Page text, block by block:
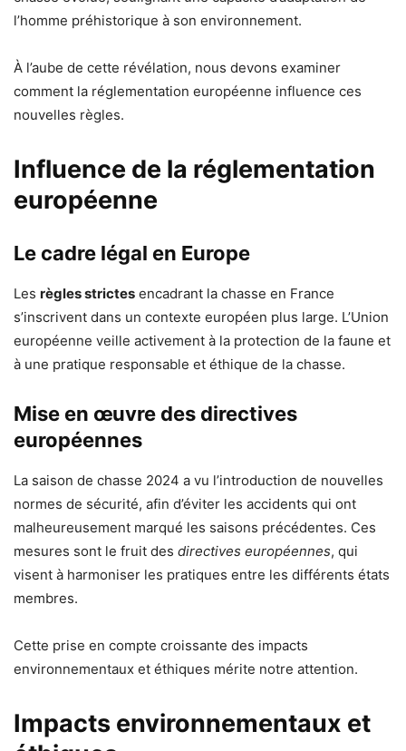
l’homme préhistorique à son environnement.
À l’aube de cette révélation, nous devons examiner
comment la réglementation européenne influence ces
nouvelles règles.
Influence de la réglementation
européenne
Le cadre légal en Europe
Les règles strictes encadrant la chasse en France
s’inscrivent dans un contexte européen plus large. L’Union
européenne veille activement à la protection de la faune et
à une pratique responsable et éthique de la chasse.
Mise en œuvre des directives
européennes
La saison de chasse 2024 a vu l’introduction de nouvelles
normes de sécurité, afin d’éviter les accidents qui ont
malheureusement marqué les saisons précédentes. Ces
mesures sont le fruit des directives européennes, qui
visent à harmoniser les pratiques entre les différents états
membres.
Cette prise en compte croissante des impacts
environnementaux et éthiques mérite notre attention.
Impacts environnementaux et